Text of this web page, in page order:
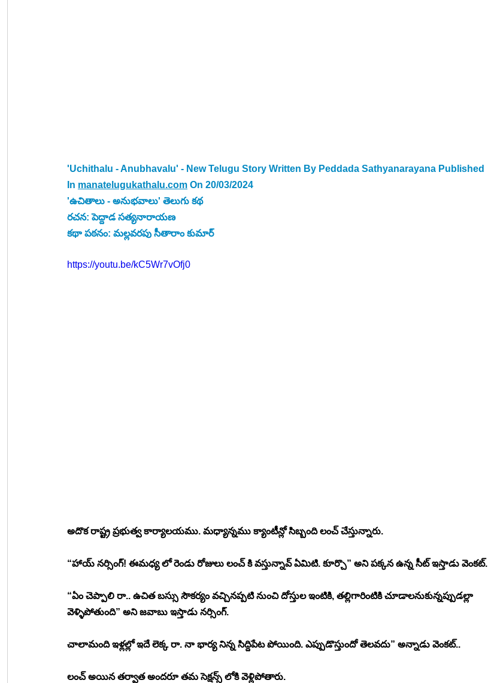
'Uchithalu - Anubhavalu' - New Telugu Story Written By Peddada Sathyanarayana Published
In manatelugukathalu.com On 20/03/2024
'ఉచితాలు - అనుభవాలు' తెలుగు కథ
రచన: పెద్దాడ సత్యనారాయణ
కథా పఠనం: మల్లవరపు సీతారాం కుమార్
https://youtu.be/kC5Wr7vOfj0
అదొక రాష్ట్ర ప్రభుత్వ కార్యాలయము. మధ్యాన్నము క్యాంటీన్లో సిబ్బంది లంచ్ చేస్తున్నారు.
“హాయ్ నర్సింగ్! ఈమధ్య లో రెండు రోజులు లంచ్ కి వస్తున్నావ్ ఏమిటి. కూర్చొ” అని పక్కన ఉన్న సీట్ ఇస్తాడు వెంకట్.
“ఏం చెప్పాలి రా.. ఉచిత బస్సు సౌకర్యం వచ్చినప్పటి నుంచి దోస్తుల ఇంటికి, తల్లిగారింటికి చూడాలనుకున్నప్పుడల్లా
వెళ్ళిపోతుంది” అని జవాబు ఇస్తాడు నర్సింగ్.
చాలామంది ఇళ్లల్లో ఇదే లెక్క రా. నా భార్య నిన్న సిద్దిపేట పోయింది. ఎప్పుడొస్తుందో తెలవదు” అన్నాడు వెంకట్..
లంచ్ అయిన తర్వాత అందరూ తమ సెక్షన్స్ లోకి వెళ్లిపోతారు.